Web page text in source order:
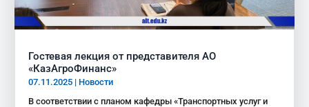
Гостевая лекция от представителя АО
«КазАгроФинанс»
07.11.2025 | Новости
В соответствии с планом кафедры «Транспортных услуг и